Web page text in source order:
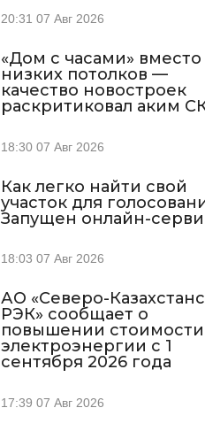
20:31 07 Авг 2026
«Дом с часами» вместо
низких потолков —
качество новостроек
раскритиковал аким
18:30 07 Авг 2026
Как легко найти свой
участок для
Запущен онлайн-
18:03 07 Авг 2026
АО «Северо-
РЭК» сообщает о
повышении стоимости
электроэнергии с 1
сентября 2026 года
17:39 07 Авг 2026